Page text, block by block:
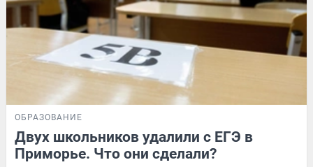
ОБРАЗОВАНИЕ
Двух школьников удалили с ЕГЭ в
Приморье. Что они сделали?